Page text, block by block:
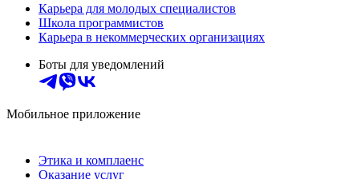
Карьера для молодых специалистов
Школа программистов
Карьера в некоммерческих организациях
Боты для уведомлений
Мобильное приложение
Этика и комплаенс
Оказание услуг